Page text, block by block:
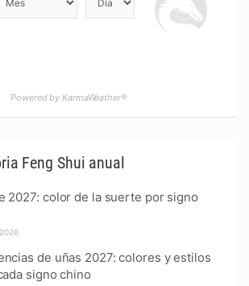
Feng Shui anual
2027: color de la suerte por signo
de uñas 2027: colores y estilos
signo chino
Powered by KarmaWeather®